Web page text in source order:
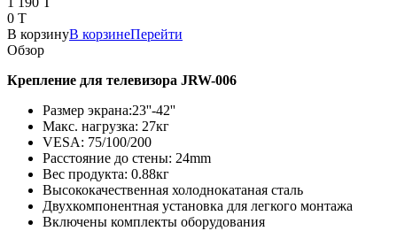
0 T
В корзинуВ корзинеПерейти
Обзор
Крепление для телевизора JRW-006
Размер экрана:23''-42''
Макс. нагрузка: 27кг
VESA: 75/100/200
Расстояние до стены: 24mm
Вес продукта: 0.88кг
Высококачественная холоднокатаная сталь
Двухкомпонентная установка для легкого монтажа
Включены комплекты оборудования